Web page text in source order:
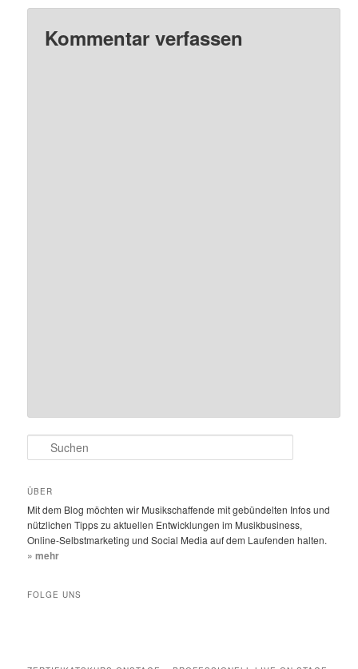
Kommentar verfassen
u
h
n
ÜBER
Mit dem Blog möchten wir Musikschaffende mit gebündelten Infos und
nützlichen Tipps zu aktuellen Entwicklungen im Musikbusiness,
Online-Selbstmarketing und Social Media auf dem Laufenden halten.
» mehr
FOLGE UNS